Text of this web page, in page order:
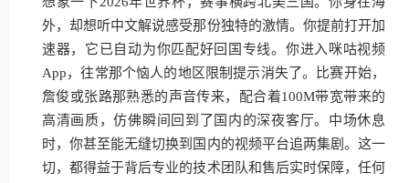
外，却想听中文解说感受那份独特的激情。你提前打开加
速器，它已自动为你匹配好回国专线。你进入咪咕视频
App，往常那个恼人的地区限制提示消失了。比赛开始，
詹俊或张路那熟悉的声音传来，配合着100M带宽带来的
高清画质，仿佛瞬间回到了国内的深夜客厅。中场休息
时，你甚至能无缝切换到国内的视频平台追两集剧。这一
切，都得益于背后专业的技术团队和售后实时保障，任何